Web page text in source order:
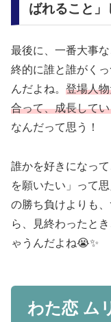
ばれること」
最後に、一番大事
終的に誰と誰がく
んだよね。 登場人
合って、成長して
なんだって思う！
誰かを好きになっ
を願いたい」って
の勝ち負けよりも
ら、見終わったと
ゃうんだよね😭✨
わた恋 ム